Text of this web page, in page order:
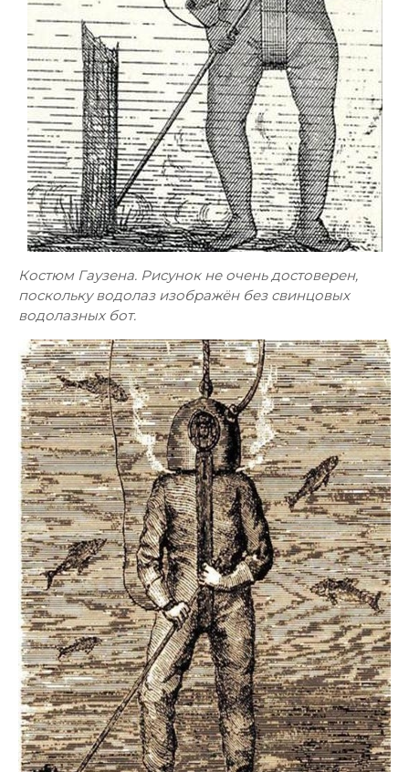
Костюм Гаузена. Рисунок не очень достоверен,
поскольку водолаз изображён без свинцовых
водолазных бот.